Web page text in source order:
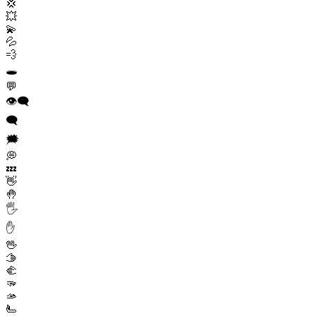
💢
💥
💫
💦
💨
🕳️
💬
👁️‍🗨️
🗨️
🗯️
💭
💤
👋
🤚
🖐️
✋
🖖
🫱
🫲
🫳
🫴
🫷